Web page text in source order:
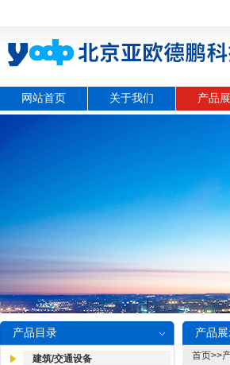
网站首页 关于我们 产品
产品目录
建筑/交通设备
产品
首页>>